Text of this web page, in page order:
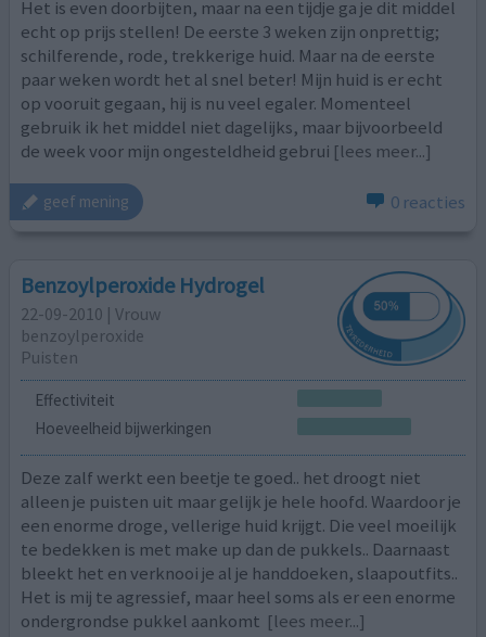
Het is even doorbijten, maar na een tijdje ga je dit middel
echt op prijs stellen! De eerste 3 weken zijn onprettig;
schilferende, rode, trekkerige huid. Maar na de eerste
paar weken wordt het al snel beter! Mijn huid is er echt
op vooruit gegaan, hij is nu veel egaler. Momenteel
gebruik ik het middel niet dagelijks, maar bijvoorbeeld
de week voor mijn ongesteldheid gebrui [lees meer...]
geef mening 0 reacties
Benzoylperoxide Hydrogel
22-09-2010 | Vrouw
benzoylperoxide
Puisten
Effectiviteit
Hoeveelheid bijwerkingen
Deze zalf werkt een beetje te goed.. het droogt niet
alleen je puisten uit maar gelijk je hele hoofd. Waardoor je
een enorme droge, vellerige huid krijgt. Die veel moeilijk
te bedekken is met make up dan de pukkels.. Daarnaast
bleekt het en verknooi je al je handdoeken, slaapoutfits..
Het is mij te agressief, maar heel soms als er een enorme
ondergrondse pukkel aankomt [lees meer...]